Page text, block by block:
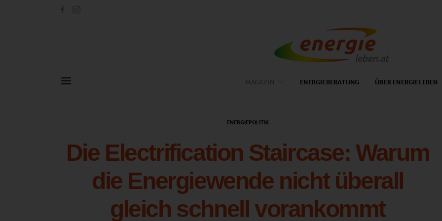
ENERGIEBERATUNG ÜBER ENERGIELEBEN
ENERGIEPOLITIK
Die Electrification Staircase: Warum
die Energiewende nicht überall
gleich schnell vorankommt